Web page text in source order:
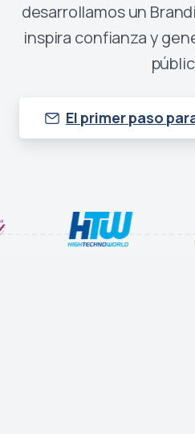
desarrollamos un
inspira confianza y
El primer paso